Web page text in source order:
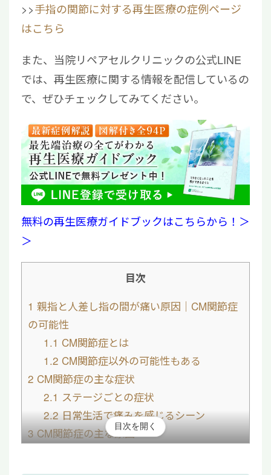
>>手指の関節に対する再生医療の症例ページ
はこちら
また、当院リペアセルクリニックの公式LINE
では、再生医療に関する情報を配信しているの
で、ぜひチェックしてみてください。
無料の再生医療ガイドブックはこちらから！＞
＞
目次
1 親指と人差し指の間が痛い原因｜CM関節症
の可能性
1.1 CM関節症とは
1.2 CM関節症以外の可能性もある
2 CM関節症の主な症状
2.1 ステージごとの症状
2.2日常生活で痛みを感じるシーン
3CM関節症の主な原因目次を開く